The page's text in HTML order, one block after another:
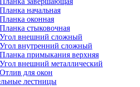
Планка начальная
Планка оконная
Планка стыковочная
Угол внешний сложный
Угол внутренний сложный
Планка примыкания верхняя
Угол внешний металлический
Отлив для окон
лестницы